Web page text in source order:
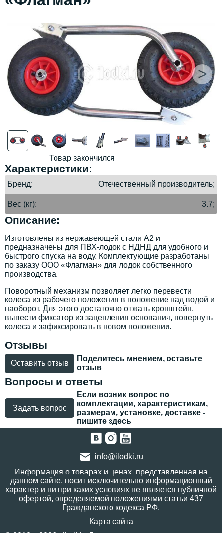
>
Товар закончился
Характеристики:
Бренд Отечественный производитель;
Вес (кг) 3.7;
Описание:
Изготовлены из нержавеющей стали А2 и
предназначены для ПВХ-лодок с НДНД для удобного и
быстрого спуска на воду. Комплектующие разработаны
по заказу ООО «Флагман» для лодок собственного
производства.
Поворотный механизм позволяет легко перевести
колеса из рабочего положения в положение над водой и
наоборот. Для этого достаточно отжать кронштейн,
вывести фиксатор из зацепления основания, повернуть
колеса и зафиксировать в новом положении.
Отзывы
Оставить отзыв
Поделитесь мнением, оставьте
отзыв
Вопросы и ответы
Задать вопрос
Если возник вопрос по
комплектации, характеристикам,
размерам, установке, доставке -
пишите здесь
info@ilodki.ru
Информация о товарах и ценах, представленная на
данном сайте, носит исключительно информационный
характер и ни при каких условиях не является публичной
офертой, определяемой положениями статьи 437
Гражданского кодекса РФ.
Карта сайта